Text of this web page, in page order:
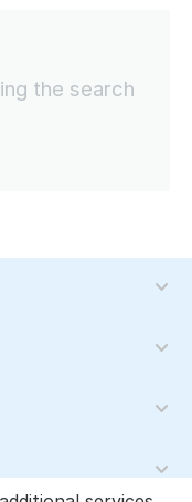
the search